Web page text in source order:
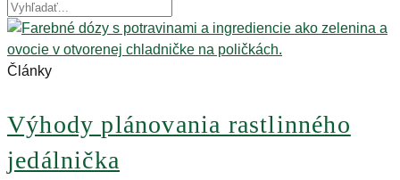
Články
Výhody plánovania rastlinného
jedálnička